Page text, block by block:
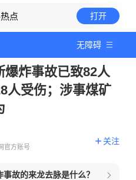
点 打开
无障碍
爆炸事故已致82人
人受伤；涉事煤矿
官方账号
关注
故的来龙去脉是什么？